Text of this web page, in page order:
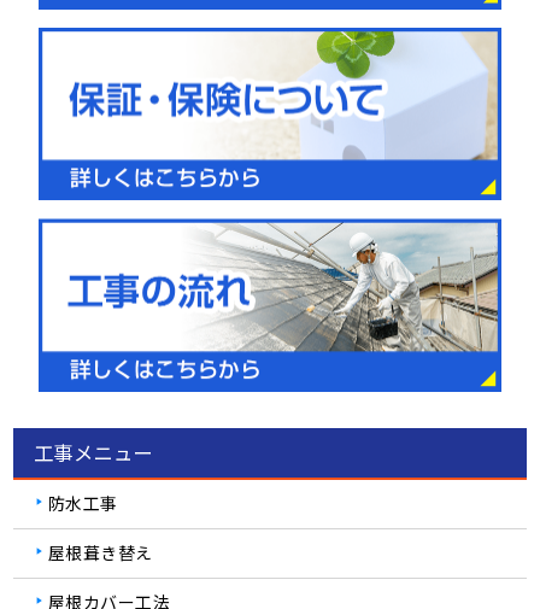
工事メニュー
防水工事
屋根葺き替え
屋根カバー工法